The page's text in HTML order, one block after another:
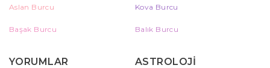
Aslan Burcu Kova Burcu
Başak Burcu Balık Burcu
YORUMLAR ASTROLOJİ